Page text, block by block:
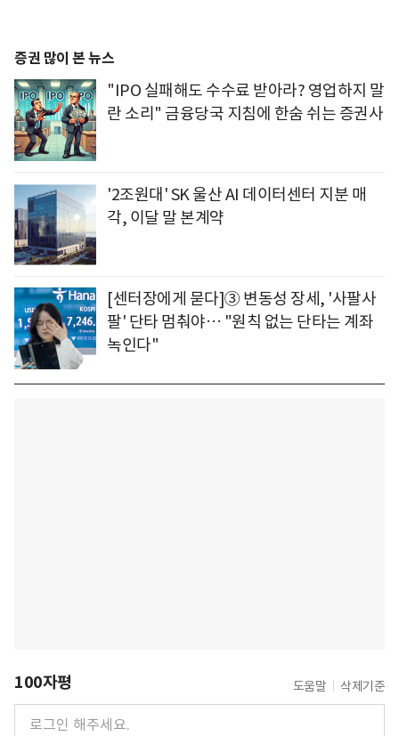
증권 많이 본 뉴스
"IPO 실패해도 수수료 받아라? 영업하지 말
란 소리" 금융당국 지침에 한숨 쉬는 증권사
'2조원대' SK 울산 AI 데이터센터 지분 매
각, 이달 말 본계약
[센터장에게 묻다]③ 변동성 장세, '사팔사
팔' 단타 멈춰야… "원칙 없는 단타는 계좌
녹인다"
100자평 도움말 삭제기준